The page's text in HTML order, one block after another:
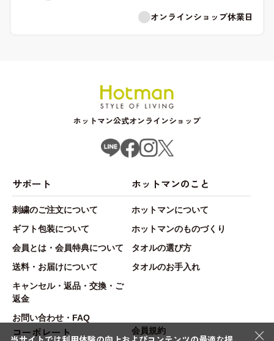
オンラインショップ休業日
ホットマン公式オンラインショップ
サポート
刺繍のご注文について
ギフト包装について
会員とは・会員特典について
送料・お届けについて
キャンセル・返品・交換・ご
返金
お問い合わせ・FAQ
ホットマンのこと
ホットマンについて
ホットマンのものづくり
タオルの選び方
タオルのお手入れ
コーポレート 会員規約 ×